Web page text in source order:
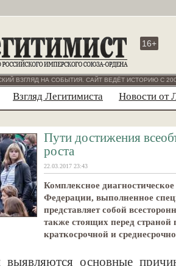
16+
ВЗГЛЯД НА СОБЫТИЯ. САЙТ ВЕДЁТ ИСТОРИЮ С
Взгляд Легитимиста Новости от
Пути достижения
роста
22.03.2017 23:43
Комплексное
Федерации, выполненное
представляет собой
также стоящих перед страной
краткосрочной и
выявляются основные